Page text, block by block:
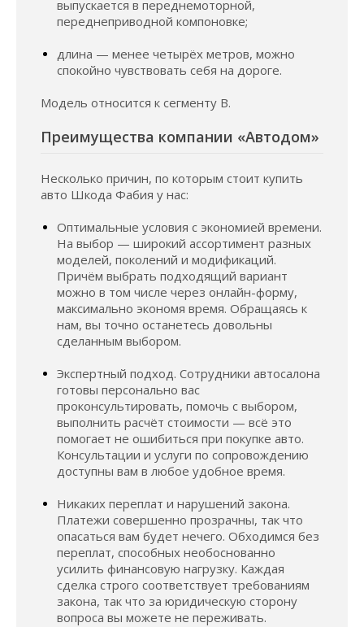
выпускается в переднемоторной,
переднеприводной компоновке;
длина — менее четырёх метров, можно
спокойно чувствовать себя на дороге.
Модель относится к сегменту B.
Преимущества компании «Автодом»
Несколько причин, по которым стоит купить
авто Шкода Фабия у нас:
Оптимальные условия с экономией времени.
На выбор — широкий ассортимент разных
моделей, поколений и модификаций.
Причём выбрать подходящий вариант
можно в том числе через онлайн-форму,
максимально экономя время. Обращаясь к
нам, вы точно останетесь довольны
сделанным выбором.
Экспертный подход. Сотрудники автосалона
готовы персонально вас
проконсультировать, помочь с выбором,
выполнить расчёт стоимости — всё это
помогает не ошибиться при покупке авто.
Консультации и услуги по сопровождению
доступны вам в любое удобное время.
Никаких переплат и нарушений закона.
Платежи совершенно прозрачны, так что
опасаться вам будет нечего. Обходимся без
переплат, способных необоснованно
усилить финансовую нагрузку. Каждая
сделка строго соответствует требованиям
закона, так что за юридическую сторону
вопроса вы можете не переживать.